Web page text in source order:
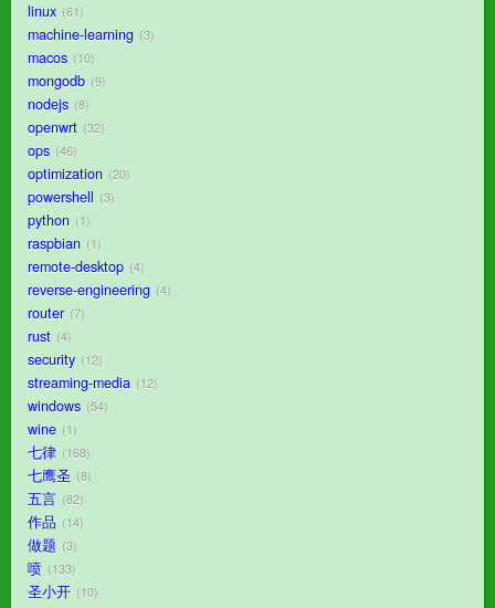
linux 61
machine-learning 3
macos 10
mongodb 9
nodejs 8
openwrt 32
ops 46
optimization 20
powershell 3
python 1
raspbian 1
remote-desktop 4
reverse-engineering 4
router 7
rust 4
security 12
streaming-media 12
windows 54
wine 1
七律 168
七鹰圣 8
五言 82
作品 14
做题 3
喷 133
圣小开 10